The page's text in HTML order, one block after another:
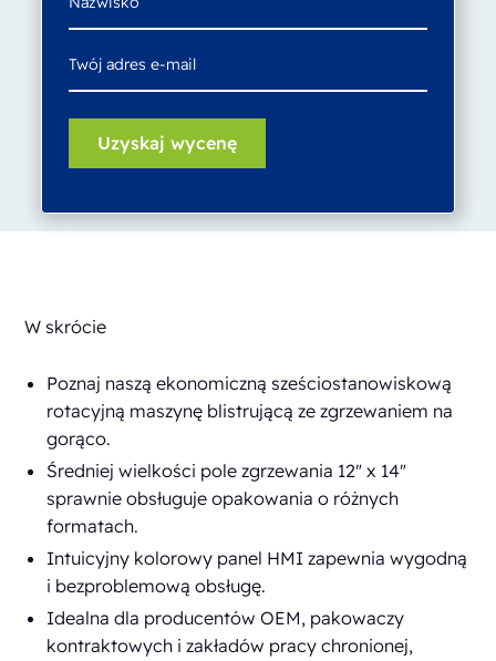
W skrócie
Poznaj naszą ekonomiczną sześciostanowiskową
rotacyjną maszynę blistrującą ze zgrzewaniem na
gorąco.
Średniej wielkości pole zgrzewania 12" x 14"
sprawnie obsługuje opakowania o różnych
formatach.
Intuicyjny kolorowy panel HMI zapewnia wygodną
i bezproblemową obsługę.
Idealna dla producentów OEM, pakowaczy
kontraktowych i zakładów pracy chronionej,